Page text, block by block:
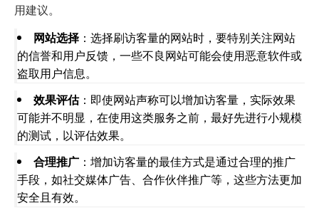
用建议。
网站选择 ：选择刷访客量的网站时，要特别关注网站
的信誉和用户反馈，一些不良网站可能会使用恶意软件或
盗取用户信息。
效果评估：即使网站声称可以增加访客量，实际效果
可能并不明显，在使用这类服务之前，最好先进行小规模
的测试，以评估效果。
合理推广 ：增加访客量的最佳方式是通过合理的推广
手段，如社交媒体广告、合作伙伴推广等，这些方法更加
安全且有效。